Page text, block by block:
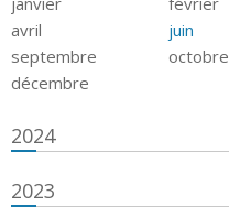
avril
juin
septembre
octobre
décembre
2024
2023